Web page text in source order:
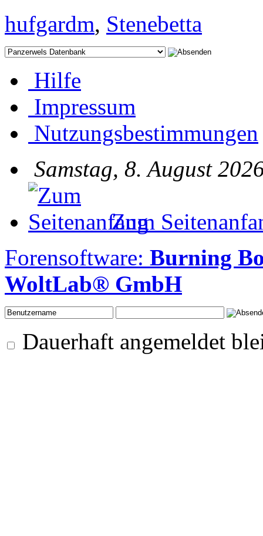
hufgardm, Stenebetta
Hilfe
Impressum
Nutzungsbestimmungen
Samstag, 8. August
Zum
Forensoftware: Burning
WoltLab® GmbH
Dauerhaft angemeldet